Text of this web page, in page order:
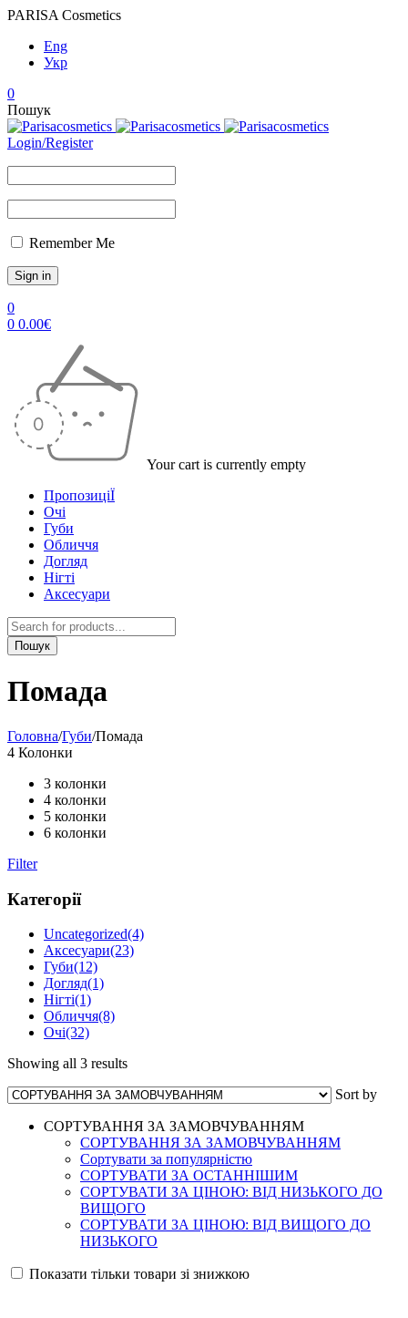
PARISA Cosmetics
Eng
Укр
0
Пошук
Login/Register
Remember Me
0
0 0.00€
Your cart is currently empty
ПропозиціЇ
Очі
Губи
Обличчя
Догляд
Нігті
Аксесуари
Помада
Головна/Губи/Помада
4 Колонки
3 колонки
4 колонки
5 колонки
6 колонки
Filter
Категорії
Uncategorized(4)
Аксесуари(23)
Губи(12)
Догляд(1)
Нігті(1)
Обличчя(8)
Очі(32)
Showing all 3 results
Sort by
СОРТУВАННЯ ЗА ЗАМОВЧУВАННЯМ
СОРТУВАННЯ ЗА ЗАМОВЧУВАННЯМ
Сортувати за популярністю
СОРТУВАТИ ЗА ОСТАННІШИМ
СОРТУВАТИ ЗА ЦІНОЮ: ВІД НИЗЬКОГО ДО
ВИЩОГО
СОРТУВАТИ ЗА ЦІНОЮ: ВІД ВИЩОГО ДО
НИЗЬКОГО
Показати тільки товари зі знижкою